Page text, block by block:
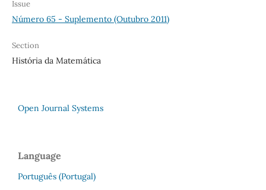
Issue
Número 65 - Suplemento (Outubro 2011)
Section
História da Matemática
Open Journal Systems
Language
Português (Portugal)